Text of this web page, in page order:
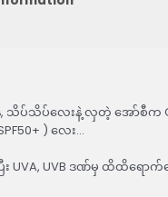
သိပ်သိပ်လေးနဲ့ လှတဲ့ အော်စီက
) လေး…
ပြီး UVA, UVB ဒဏ်မှ ထိထိရေ